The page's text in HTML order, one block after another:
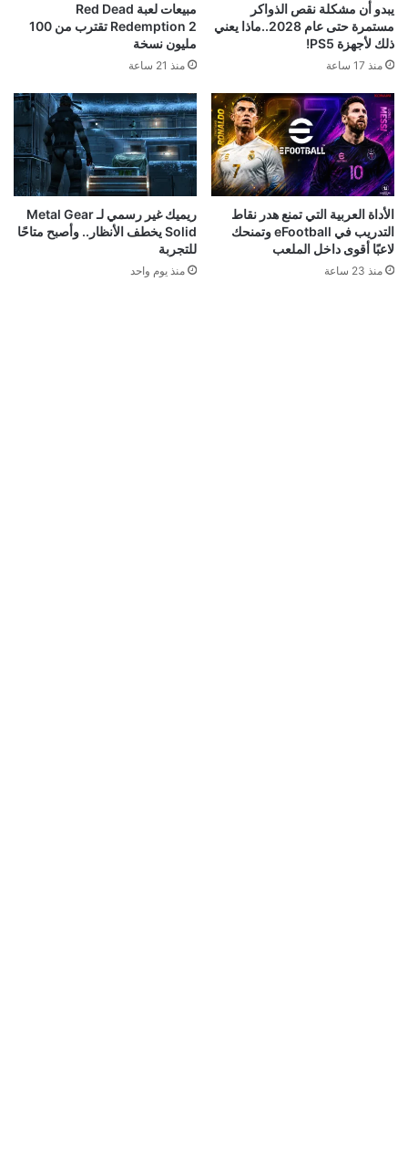
يبدو أن مشكلة نقص الذواكر
مستمرة حتى عام 2028..ماذا يعني
ذلك لأجهزة PS5!
منذ 17 ساعة
مبيعات لعبة Red Dead
Redemption 2 تقترب من 100
مليون نسخة
منذ 21 ساعة
الأداة العربية التي تمنع هدر نقاط
التدريب في eFootball وتمنحك
لاعبًا أقوى داخل الملعب
منذ 23 ساعة
ريميك غير رسمي لـ Metal Gear
Solid يخطف الأنظار.. وأصبح متاحًا
للتجربة
منذ يوم واحد